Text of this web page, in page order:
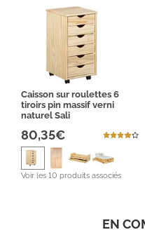
Caisson sur roulettes 6
tiroirs pin massif verni
naturel Sali
80,35€
Voir les 10 produits associés
EN